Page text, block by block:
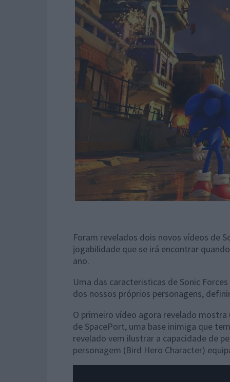
Foram revelados dois novos vídeos de
jogabilidade que se irá encontrar
ano.
Uma das caracteristicas de Sonic
dos nossos próprios personagens,
O primeiro vídeo agora revelado
de SpacePort, uma base inimiga que
revelado vem ilustrar a capacidade de
personagem (Bird Hero Character)